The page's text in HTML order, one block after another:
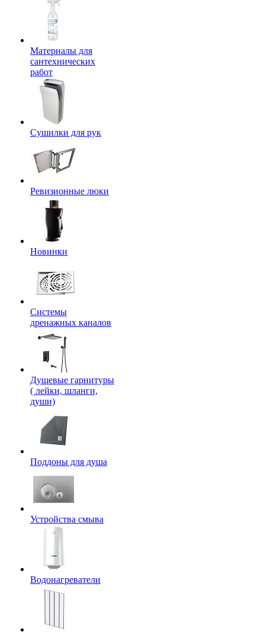
Материалы для
сантехнических
работ
Сушилки для рук
Ревизионные люки
Новинки
Системы
дренажных каналов
Душевые гарнитуры
( лейки, шланги,
души)
Поддоны для душа
Устройства смыва
Водонагреватели